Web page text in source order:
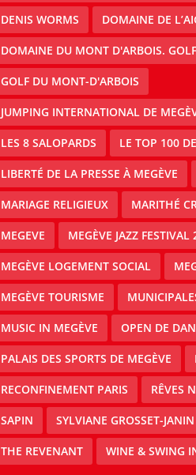
DENIS WORMS DOMAINE DE
DOMAINE DU MONT D'ARBOIS.
GOLF DU MONT-D'ARBOIS
JUMPING INTERNATIONAL DE
LES 8 SALOPARDS LE TOP 100
LIBERTÉ DE LA PRESSE À MEGÈVE
MARIAGE RELIGIEUX MARITHÉ
MEGEVE MEGÈVE JAZZ FESTIVAL
MEGÈVE LOGEMENT SOCIAL
MEGÈVE TOURISME
MUSIC IN MEGÈVE OPEN DE
PALAIS DES SPORTS DE MEGÈVE
RECONFINEMENT PARIS RÊVES
SAPIN SYLVIANE GROSSET-JANIN
THE REVENANT WINE & SWING